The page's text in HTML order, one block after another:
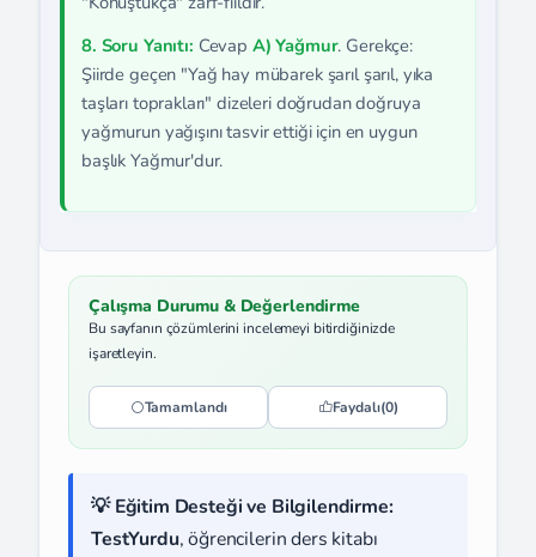
8. Soru Yanıtı: Cevap A) Yağmur. Gerekçe:
Şiirde geçen "Yağ hay mübarek şarıl şarıl, yıka
taşları toprakları" dizeleri doğrudan doğruya
yağmurun yağışını tasvir ettiği için en uygun
başlık Yağmur'dur.
Çalışma Durumu & Değerlendirme
Bu sayfanın çözümlerini incelemeyi bitirdiğinizde
işaretleyin.
Tamamlandı Faydalı(0)
💡 Eğitim Desteği ve Bilgilendirme:
TestYurdu, öğrencilerin ders kitabı